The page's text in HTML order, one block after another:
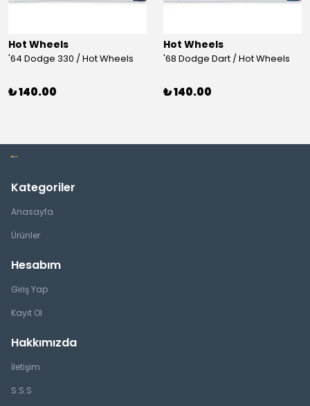
Hot Wheels
'64 Dodge 330 / Hot Wheels
₺ 140.00
Hot Wheels
'68 Dodge Dart / Hot Wheels
₺ 140.00
Kategoriler
Anasayfa
Ürünler
Hesabım
Giriş Yap
Kayıt Ol
Hakkımızda
İletişim
S.S.S